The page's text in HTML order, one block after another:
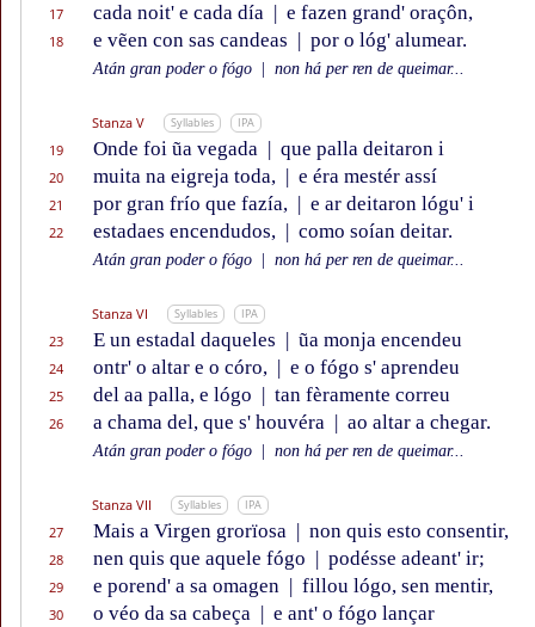
17 cada noit' e cada día | e fazen grand' oraçôn,
18 e vẽen con sas candeas | por o lóg' alumear.
Atán gran poder o fógo non há per ren de queimar...
Stanza V Syllables IPA
19 Onde foi ũa vegada | que palla deitaron i
20 muita na eigreja toda, | e éra mestér assí
21 por gran frío que fazía, | e ar deitaron lógu' i
22 estadaes encendudos, | como soían deitar.
Atán gran poder o fógo non há per ren de queimar...
Stanza VI Syllables IPA
23 E un estadal daqueles | ũa monja encendeu
24 ontr' o altar e o córo, | e o fógo s' aprendeu
25 del aa palla, e lógo | tan fèramente correu
26 a chama del, que s' houvéra | ao altar a chegar.
Atán gran poder o fógo non há per ren de queimar...
Stanza VII Syllables IPA
27 Mais a Virgen grorïosa | non quis esto consentir,
28 nen quis que aquele fógo | podésse adeant' ir;
29 e porend' a sa omagen | fillou lógo, sen mentir,
30 o véo da sa cabeça | e ant' o fógo lançar